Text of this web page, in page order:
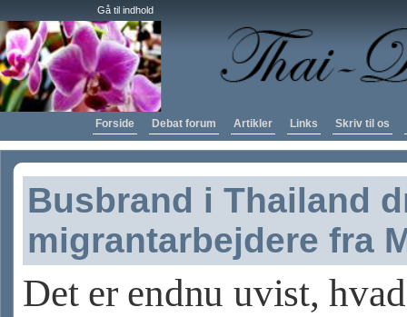
Gå til indhold
Forside Debat forum Artikler Links Skriv til os
Busbrand i Thailand
migrantarbejdere fra
Det er endnu uvist,